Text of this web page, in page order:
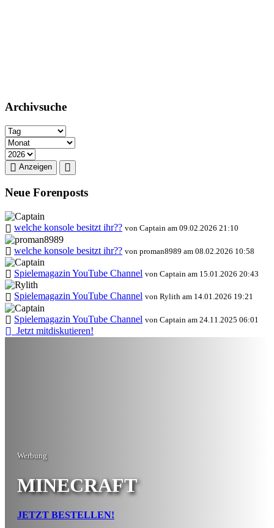
Archivsuche
Anzeigen
Neue Forenposts
welche konsole besitzt ihr?? von Captain am 09.02.2026 21:10
welche konsole besitzt ihr?? von proman8989 am 08.02.2026 10:58
Spielemagazin YouTube Channel von Captain am 15.01.2026 20:43
Spielemagazin YouTube Channel von Rylith am 14.01.2026 19:21
Spielemagazin YouTube Channel von Captain am 24.11.2025 06:01
Jetzt mitdiskutieren!
Werbung
MINECRAFT
JETZT BESTELLEN!